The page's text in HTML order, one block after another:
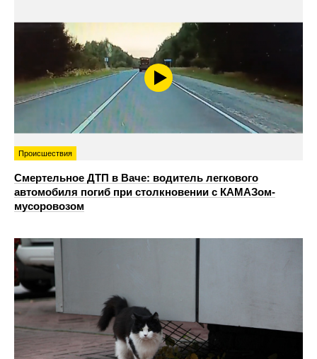
Происшествия
Смертельное ДТП в Ваче: водитель легкового
автомобиля погиб при столкновении с КАМАЗом-
мусоровозом